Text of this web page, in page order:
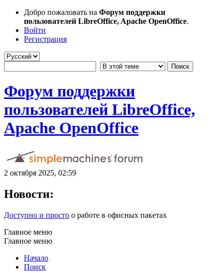
Добро пожаловать на Форум поддержки
пользователей LibreOffice, Apache OpenOffice.
Войти
Регистрация
Форум поддержки
пользователей LibreOffice,
Apache OpenOffice
2 октября 2025, 02:59
Новости:
Доступно и просто о работе в офисных пакетах
Главное меню
Главное меню
Начало
Поиск